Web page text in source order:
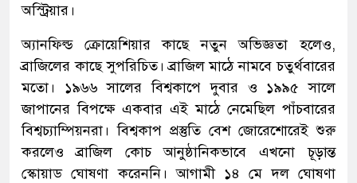
অস্ট্রিয়ার।
অ্যানফিল্ড ক্রোয়েশিয়ার কাছে নতুন অভিজ্ঞতা হলেও,
ব্রাজিলের কাছে সুপরিচিত। ব্রাজিল মাঠে নামবে চতুর্থবারের
মতো। ১৯৬৬ সালের বিশ্বকাপে দুবার ও ১৯৯৫ সালে
জাপানের বিপক্ষে একবার এই মাঠে নেমেছিল পাঁচবারের
বিশ্বচ্যাম্পিয়নরা। বিশ্বকাপ প্রস্তুতি বেশ জোরেশোরেই শুরু
করলেও ব্রাজিল কোচ আনুষ্ঠানিকভাবে এখনো চূড়ান্ত
স্কোয়াড ঘোষণা করেননি। আগামী ১৪ মে দল ঘোষণা